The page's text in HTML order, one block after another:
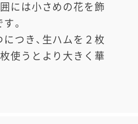
には小さめの花を飾
。
つき、生ハムを２枚
使うとより大きく華